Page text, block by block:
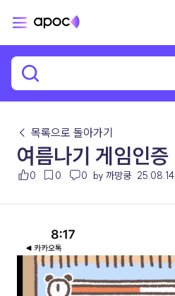
← 목록으로 돌아가기
여름나기 게임인증
0 0 0 by 까망쿵 25.08.14